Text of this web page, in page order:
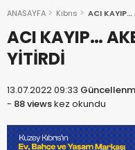
ANASAYFA Kıbrıs ACI KAYIP…
ACI KAYIP…
YİTİRDİ
13.07.2022 09:33
- 88 viewskez okundu